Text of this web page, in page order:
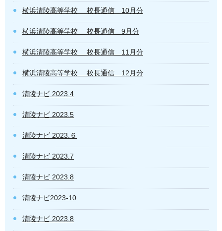
横浜清陵高等学校 校長通信 10月分
横浜清陵高等学校 校長通信 9月分
横浜清陵高等学校 校長通信 11月分
横浜清陵高等学校 校長通信 12月分
清陵ナビ 2023.4
清陵ナビ 2023.5
清陵ナビ 2023.６
清陵ナビ 2023.7
清陵ナビ 2023.8
清陵ナビ2023-10
清陵ナビ 2023.8